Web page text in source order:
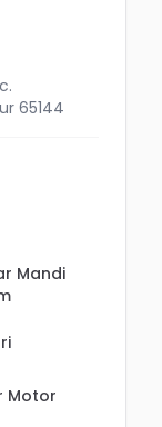
65144
Mandi
Motor